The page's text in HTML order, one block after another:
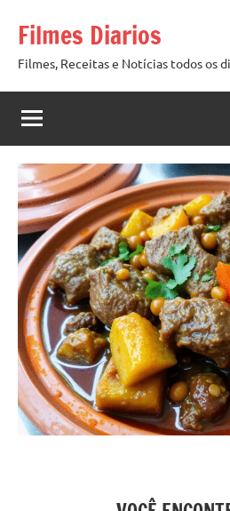
paraFilmes Diarios
Filmes, Receitas e Notícias todos os